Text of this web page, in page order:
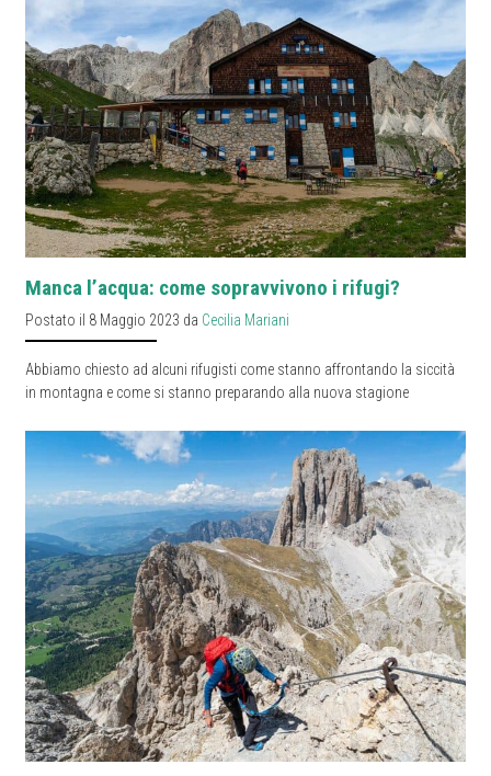
Manca l’acqua: come sopravvivono i rifugi?
Postato il 8 Maggio 2023 da Cecilia Mariani
Abbiamo chiesto ad alcuni rifugisti come stanno affrontando la siccità
in montagna e come si stanno preparando alla nuova stagione